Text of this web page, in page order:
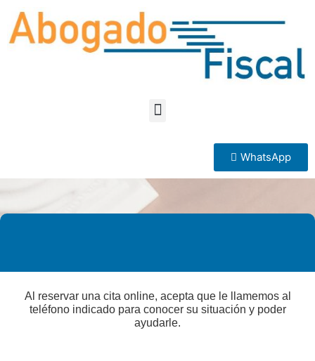
WhatsApp
Al reservar una cita online, acepta que le llamemos al
teléfono indicado para conocer su situación y poder
ayudarle.